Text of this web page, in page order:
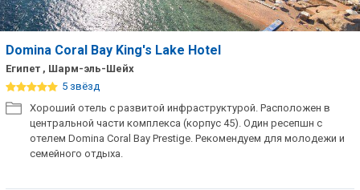
Domina Coral Bay King's Lake Hotel
Египет , Шарм-эль-Шейх
5 звёзд
Хороший отель с развитой инфраструктурой. Расположен в
центральной части комплекса (корпус 45). Один ресепшн с
отелем Domina Coral Bay Prestige. Рекомендуем для молодежи и
семейного отдыха.